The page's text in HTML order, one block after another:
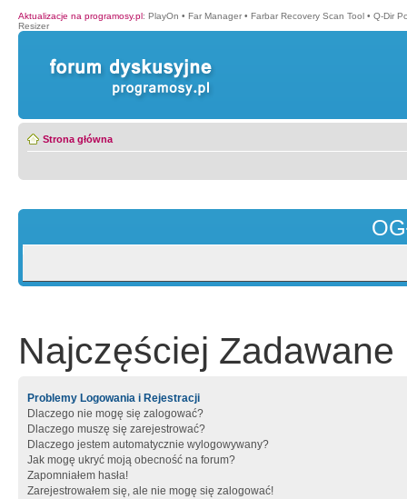
Aktualizacje na programosy.pl: PlayOn • Far Manager • Farbar Recovery Scan Tool • Q-Dir
Resizer
Strona główna
Najczęściej Zadawane
Problemy Logowania i Rejestracji
Dlaczego nie mogę się zalogować?
Dlaczego muszę się zarejestrować?
Dlaczego jestem automatycznie wylogowywany?
Jak mogę ukryć moją obecność na forum?
Zapomniałem hasła!
Zarejestrowałem się, ale nie mogę się zalogować!